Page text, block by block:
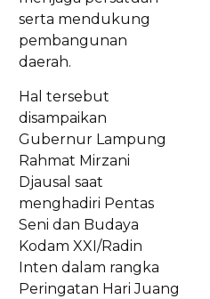
serta mendukung
pembangunan
daerah.
Hal tersebut
disampaikan
Gubernur Lampung
Rahmat Mirzani
Djausal saat
menghadiri Pentas
Seni dan Budaya
Kodam XXI/Radin
Inten dalam rangka
Peringatan Hari Juang